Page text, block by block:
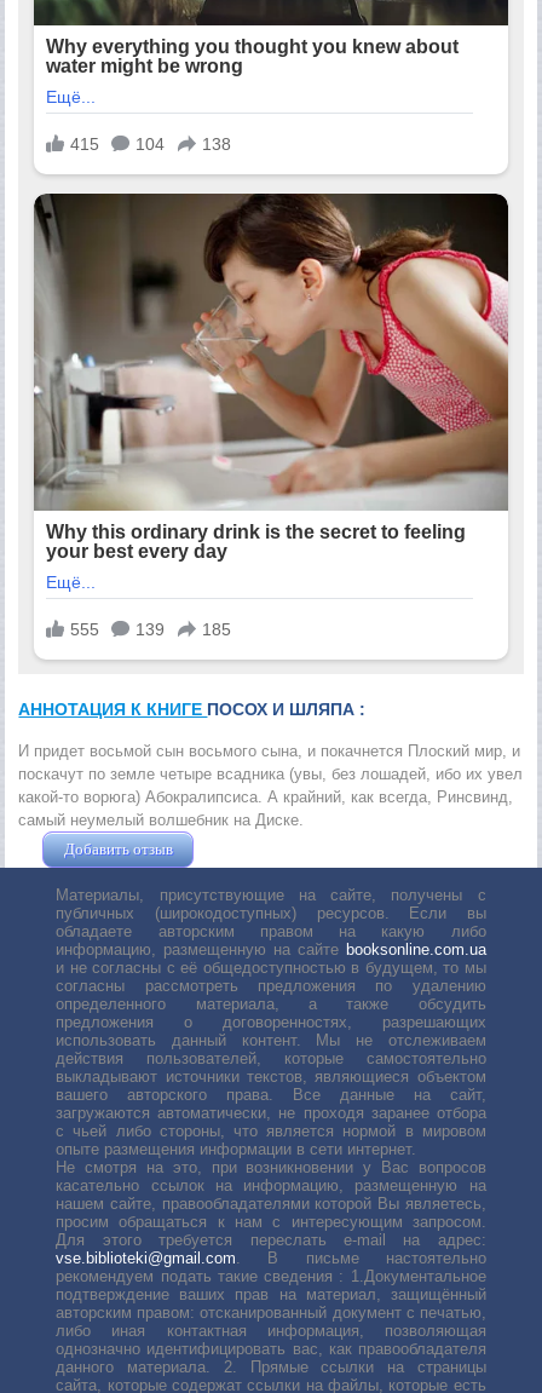
АННОТАЦИЯ К КНИГЕ ПОСОХ И ШЛЯПА :
И придет восьмой сын восьмого сына, и покачнется Плоский мир, и
поскачут по земле четыре всадника (увы, без лошадей, ибо их увел
какой-то ворюга) Абокралипсиса. А крайний, как всегда, Ринсвинд,
самый неумелый волшебник на Диске.
Добавить отзыв
Материалы, присутствующие на сайте, получены с
публичных (широкодоступных) ресурсов. Если вы
обладаете авторским правом на какую либо
информацию, размещенную на сайте booksonline.com.ua
и не согласны с её общедоступностью в будущем, то мы
согласны рассмотреть предложения по удалению
определенного материала, а также обсудить
предложения о договоренностях, разрешающих
использовать данный контент. Мы не отслеживаем
действия пользователей, которые самостоятельно
выкладывают источники текстов, являющиеся объектом
вашего авторского права. Все данные на сайт,
загружаются автоматически, не проходя заранее отбора
с чьей либо стороны, что является нормой в мировом
опыте размещения информации в сети интернет.
Не смотря на это, при возникновении у Вас вопросов
касательно ссылок на информацию, размещенную на
нашем сайте, правообладателями которой Вы являетесь,
просим обращаться к нам с интересующим запросом.
Для этого требуется переслать е-mail на адрес:
vse.biblioteki@gmail.com. В письме настоятельно
рекомендуем подать такие сведения : 1.Документальное
подтверждение ваших прав на материал, защищённый
авторским правом: отсканированный документ с печатью,
либо иная контактная информация, позволяющая
однозначно идентифицировать вас, как правообладателя
данного материала. 2. Прямые ссылки на страницы
сайта, которые содержат ссылки на файлы, которые есть